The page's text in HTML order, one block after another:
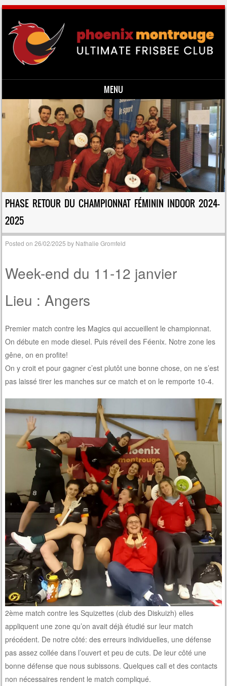
MENU
Skip to content
PHASE RETOUR DU CHAMPIONNAT FÉMININ INDOOR 2024-
2025
Posted on26/02/2025 by Nathalie Gromfeld
Week-end du 11-12 janvier
Lieu : Angers
Premier match contre les Magics qui accueillent le championnat.
On débute en mode diesel. Puis réveil des Féenix. Notre zone les
gêne, on en profite!
On y croit et pour gagner c’est plutôt une bonne chose, on ne s’est
pas laissé tirer les manches sur ce match et on le remporte 10-4.
2ème match contre les Squizettes (club des Diskuizh) elles
appliquent une zone qu’on avait déjà étudié sur leur match
précédent. De notre côté: des erreurs individuelles, une défense
pas assez collée dans l’ouvert et peu de cuts. De leur côté une
bonne défense que nous subissons. Quelques call et des contacts
non nécessaires rendent le match compliqué.